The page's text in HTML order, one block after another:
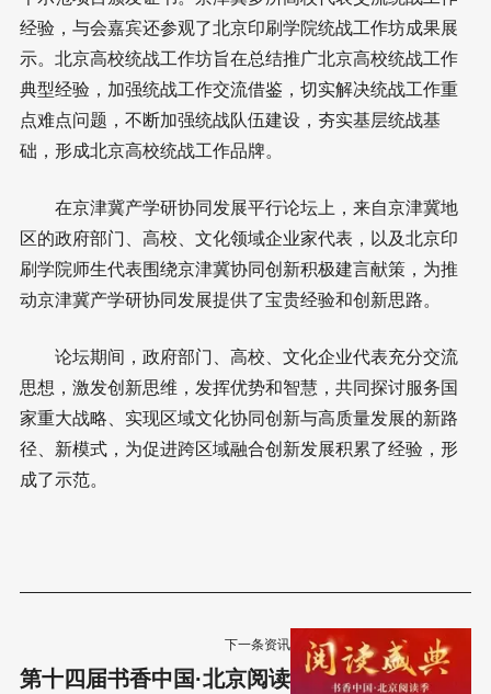
经验，与会嘉宾还参观了北京印刷学院统战工作坊成果展
示。北京高校统战工作坊旨在总结推广北京高校统战工作
典型经验，加强统战工作交流借鉴，切实解决统战工作重
点难点问题，不断加强统战队伍建设，夯实基层统战基
础，形成北京高校统战工作品牌。
在京津冀产学研协同发展平行论坛上，来自京津冀地
区的政府部门、高校、文化领域企业家代表，以及北京印
刷学院师生代表围绕京津冀协同创新积极建言献策，为推
动京津冀产学研协同发展提供了宝贵经验和创新思路。
论坛期间，政府部门、高校、文化企业代表充分交流
思想，激发创新思维，发挥优势和智慧，共同探讨服务国
家重大战略、实现区域文化协同创新与高质量发展的新路
径、新模式，为促进跨区域融合创新发展积累了经验，形
成了示范。
下一条资讯
第十四届书香中国·北京阅读